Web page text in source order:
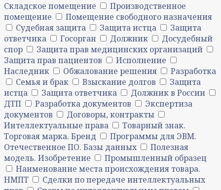
Складское помещение
Производственное
помещение
Помещение свободного назначения
Судебная защита
Защита истца
Защита
ответчика
Госорган Должник
Досудебный
спор
Защита прав медицинских организаций
Защита прав пациентов
Исполнение
Наследник
Обжалование решения
Разработка
Семья и брак
Взыскание долгов
Защита
истца
Защита ответчика
Должник в России
ДТП
Разработка документов
Экспертиза
документов
Договоры, контракты
Интеллектуальные права
Товарный знак.
Торговая марка. Бренд
Программы для ЭВМ.
Отечественное ПО. Базы данных
Полезная
модель. Изобретение
Промышленный образец
Наименование места происхождения товара.
НМПТ
Сделки по передаче интеллектуальных